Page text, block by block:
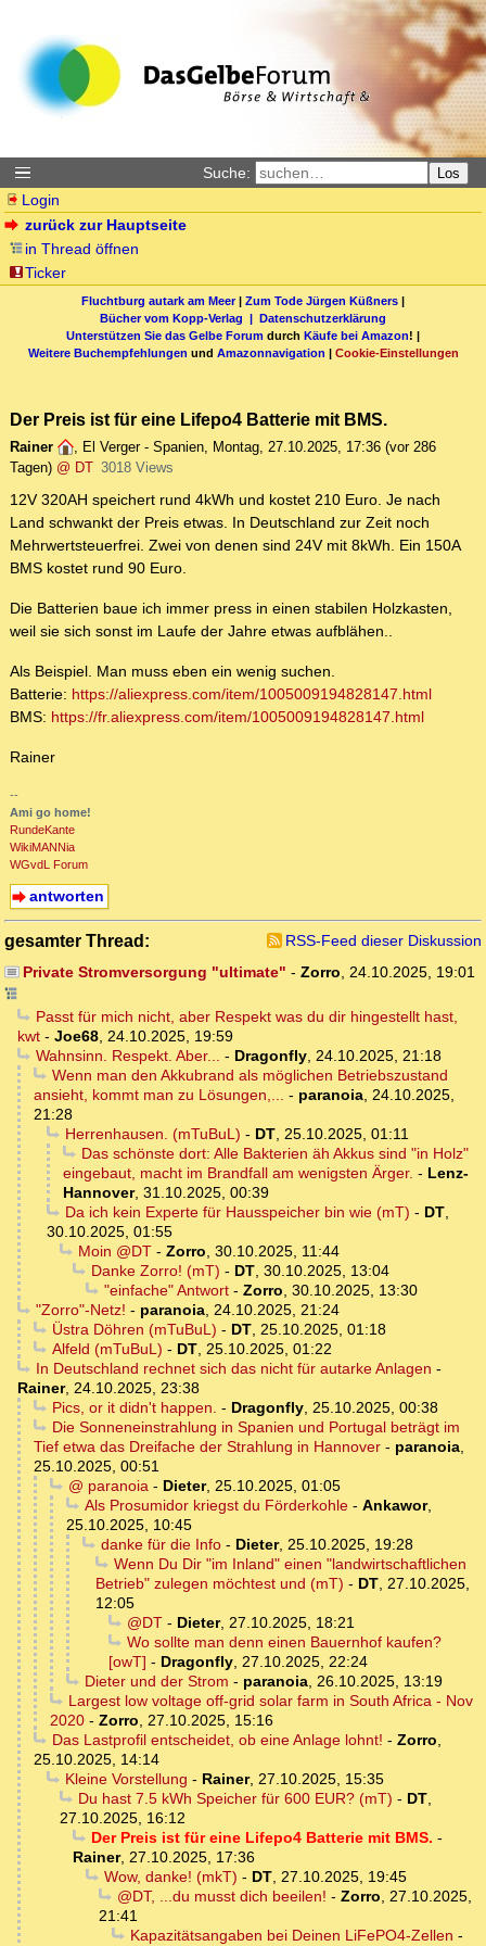
Suche: Los
Login
zurück zur Hauptseite
in Thread öffnen
Ticker
Fluchtburg autark am Meer| Zum Tode Jürgen Küßners |
Bücher vom Kopp-Verlag | Datenschutzerklärung
Unterstützen Sie das Gelbe Forum durch Käufe bei Amazon! |
Weitere Buchempfehlungen und Amazonnavigation | Cookie-Einstellungen
Der Preis ist für eine Lifepo4 Batterie mit BMS.
Rainer , El Verger - Spanien, Montag, 27.10.2025, 17:36 (vor 286
Tagen) @ DT 3018 Views
12V 320AH speichert rund 4kWh und kostet 210 Euro. Je nach
Land schwankt der Preis etwas. In Deutschland zur Zeit noch
Mehrwertsteuerfrei. Zwei von denen sind 24V mit 8kWh. Ein 150A
BMS kostet rund 90 Euro.
Die Batterien baue ich immer press in einen stabilen Holzkasten,
weil sie sich sonst im Laufe der Jahre etwas aufblähen..
Als Beispiel. Man muss eben ein wenig suchen.
Batterie: https://aliexpress.com/item/1005009194828147.html
BMS: https://fr.aliexpress.com/item/1005009194828147.html
Rainer
--
Ami go home!
RundeKante
WikiMANNia
WGvdL Forum
antworten
gesamter Thread:
RSS-Feed dieser Diskussion
Private Stromversorgung "ultimate" - Zorro, 24.10.2025, 19:01
Passt für mich nicht, aber Respekt was du dir hingestellt hast,
kwt - Joe68, 24.10.2025, 19:59
Wahnsinn. Respekt. Aber... - Dragonfly, 24.10.2025, 21:18
Wenn man den Akkubrand als möglichen Betriebszustand
ansieht, kommt man zu Lösungen,... - paranoia, 24.10.2025,
21:28
Herrenhausen. (mTuBuL) - DT, 25.10.2025, 01:11
Das schönste dort: Alle Bakterien äh Akkus sind "in Holz"
eingebaut, macht im Brandfall am wenigsten Ärger. - Lenz-
Hannover, 31.10.2025, 00:39
Da ich kein Experte für Hausspeicher bin wie (mT) - DT,
30.10.2025, 01:55
Moin @DT- Zorro, 30.10.2025, 11:44
Danke Zorro! (mT) - DT, 30.10.2025, 13:04
"einfache" Antwort- Zorro, 30.10.2025, 13:30
"Zorro"-Netz! - paranoia, 24.10.2025, 21:24
Üstra Döhren (mTuBuL) - DT, 25.10.2025, 01:18
Alfeld (mTuBuL) - DT, 25.10.2025, 01:22
In Deutschland rechnet sich das nicht für autarke Anlagen -
Rainer, 24.10.2025, 23:38
Pics, or it didn't happen. - Dragonfly, 25.10.2025, 00:38
Die Sonneneinstrahlung in Spanien und Portugal beträgt im
Tief etwa das Dreifache der Strahlung in Hannover - paranoia,
25.10.2025, 00:51
@ paranoia- Dieter, 25.10.2025, 01:05
Als Prosumidor kriegst du Förderkohle- Ankawor,
25.10.2025, 10:45
danke für die Info- Dieter, 25.10.2025, 19:28
Wenn Du Dir "im Inland" einen "landwirtschaftlichen
Betrieb" zulegen möchtest und (mT) - DT, 27.10.2025,
12:05
@DT- Dieter, 27.10.2025, 18:21
Wo sollte man denn einen Bauernhof kaufen?
[owT] - Dragonfly, 27.10.2025, 22:24
Dieter und der Strom - paranoia, 26.10.2025, 13:19
Largest low voltage off-grid solar farm in South Africa - Nov
2020 - Zorro, 27.10.2025, 15:16
Das Lastprofil entscheidet, ob eine Anlage lohnt! - Zorro,
25.10.2025, 14:14
Kleine Vorstellung - Rainer, 27.10.2025, 15:35
Du hast 7.5 kWh Speicher für 600 EUR? (mT) - DT,
27.10.2025, 16:12
Der Preis ist für eine Lifepo4 Batterie mit BMS. -
Rainer, 27.10.2025, 17:36
Wow, danke! (mkT) - DT, 27.10.2025, 19:45
@DT, ...du musst dich beeilen! - Zorro, 27.10.2025,
21:41
Kapazitätsangaben bei Deinen LiFePO4-Zellen -